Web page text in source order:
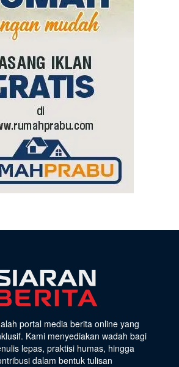
portal media berita online yang
Kami menyediakan wadah bagi
lepas, praktisi humas, hingga
dalam bentuk tulisan